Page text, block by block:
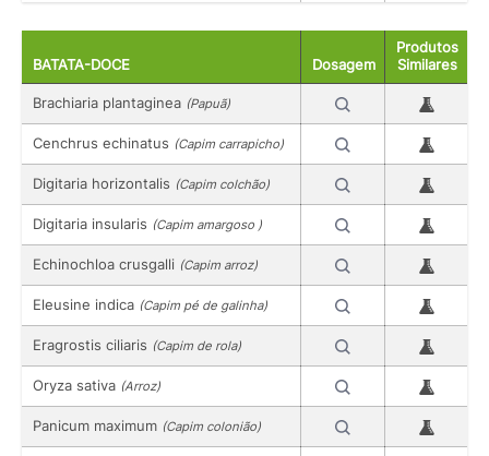
BATATA-DOCE Dosagem
Produtos
Similares
Brachiaria plantaginea (Papuã)
Cenchrus echinatus (Capim carrapicho)
Digitaria horizontalis (Capim colchão)
Digitaria insularis (Capim amargoso )
Echinochloa crusgalli (Capim arroz)
Eleusine indica (Capim pé de galinha)
Eragrostis ciliaris (Capim de rola)
Oryza sativa (Arroz)
Panicum maximum (Capim colonião)